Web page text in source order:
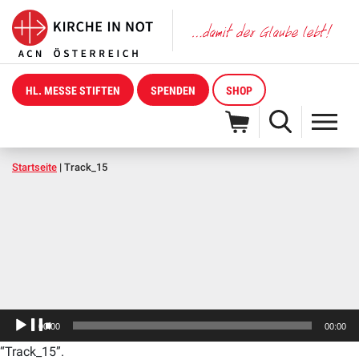
HL. MESSE STIFTEN SPENDEN SHOP
Startseite | Track_15
Audio-
00:00 00:00
“Track_15”.